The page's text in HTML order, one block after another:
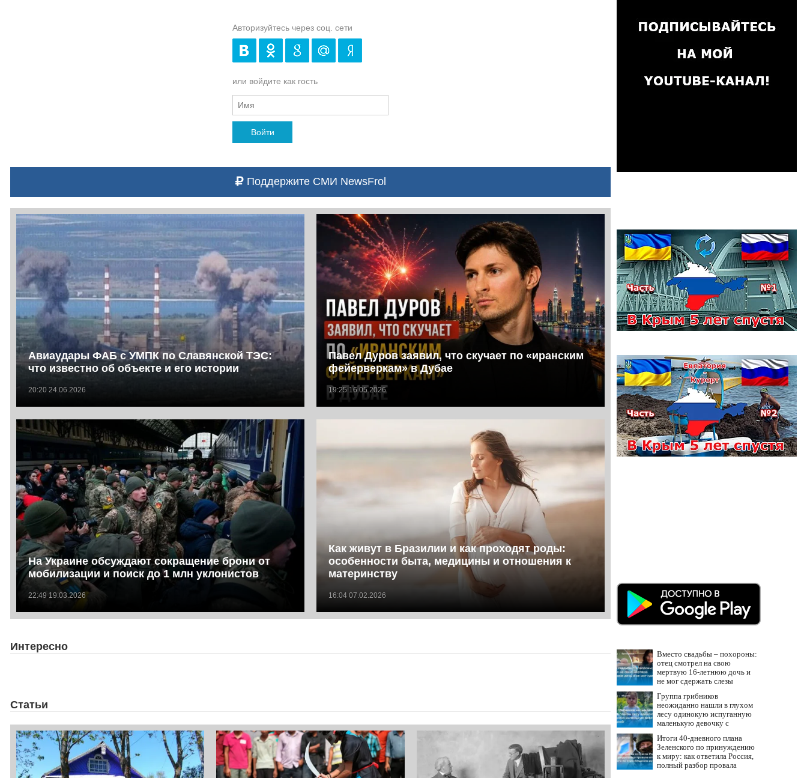
Авторизуйтесь через соц. сети
или войдите как гость
Войти
Поддержите СМИ NewsFrol
Авиаудары ФАБ с УМПК по Славянской ТЭС:
что известно об объекте и его истории
20:20 24.06.2026
Павел Дуров заявил, что скучает по «иранским
фейерверкам» в Дубае
19:25 16.05.2026
На Украине обсуждают сокращение брони от
мобилизации и поиск до 1 млн уклонистов
22:49 19.03.2026
Как живут в Бразилии и как проходят роды:
особенности быта, медицины и отношения к
материнству
16:04 07.02.2026
Интересно
Статьи
Вместо свадьбы – похороны:
отец смотрел на свою
мертвую 16-летнюю дочь и
не мог сдержать слезы
Группа грибников
неожиданно нашли в глухом
лесу одинокую испуганную
маленькую девочку с
Итоги 40-дневного плана
Зеленского по принуждению
к миру: как ответила Россия,
полный разбор провала